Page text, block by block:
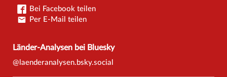
Bei Facebook teilen
Per E-Mail teilen
Länder-Analysen bei Bluesky
@laenderanalysen.bsky.social